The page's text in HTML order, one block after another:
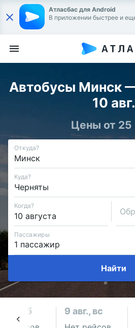
Атласбас для Android
В приложении быстрее и
Автобусы Минск
10 авг.
Цены от 25
Откуда?
Куда?
Когда?
Пассажиры
Найти
сб 9 авг., вс